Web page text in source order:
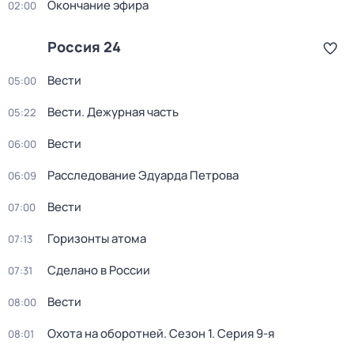
02:00 Окончание эфира
Россия 24
05:00 Вести
05:22 Вести. Дежурная часть
06:00 Вести
06:09 Расследование Эдуарда Петрова
07:00 Вести
07:13 Горизонты атома
07:31 Сделано в России
08:00 Вести
08:01 Охота на оборотней. Сезон 1. Серия 9-я